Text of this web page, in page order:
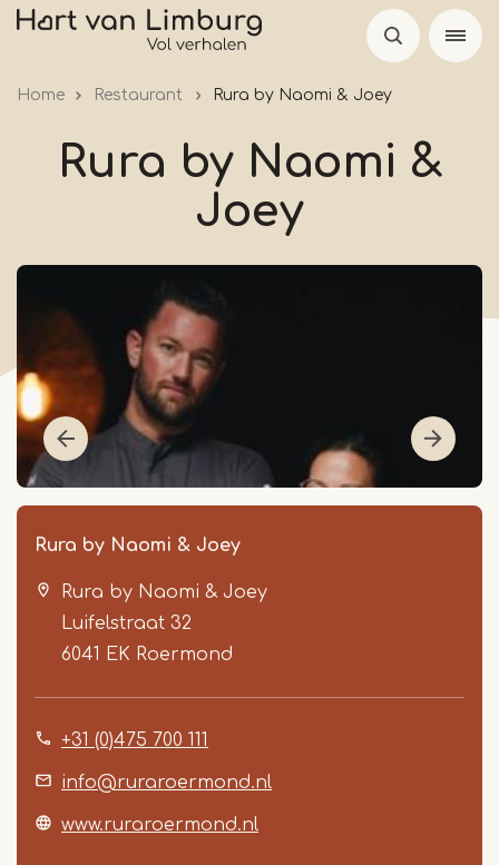
Skip
Home Restaurant Rura by Naomi & Joey
Rura by Naomi &
Joey
Rura by Naomi & Joey
Rura by Naomi & Joey
Luifelstraat 32
6041 EK Roermond
+31 (0)475 700 111
info@ruraroermond.nl
www.ruraroermond.nl
Item